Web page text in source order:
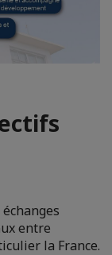
entre
la France.